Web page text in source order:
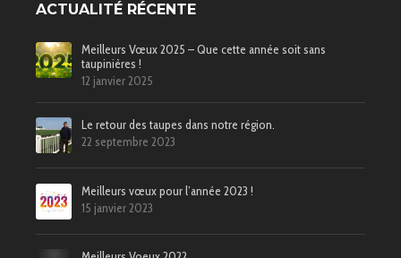
ACTUALITÉ RÉCENTE
Meilleurs Vœux 2025 – Que cette année soit sans
taupinières !
12 janvier 2025
Le retour des taupes dans notre région.
22 septembre 2023
Meilleurs vœux pour l’année 2023 !
15 janvier 2023